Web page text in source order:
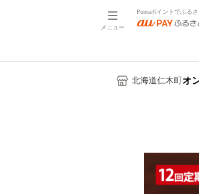
メニュー
Pontaポイントでふる
北海道仁木町 オ